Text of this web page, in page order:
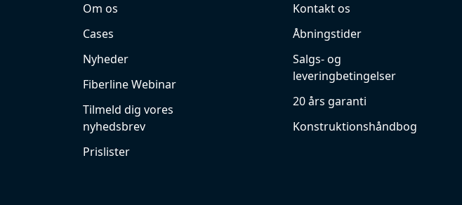
Om os
Cases
Nyheder
Fiberline Webinar
Tilmeld dig vores
nyhedsbrev
Prislister
Kontakt os
Åbningstider
Salgs- og
leveringbetingelser
20 års garanti
Konstruktionshåndbog